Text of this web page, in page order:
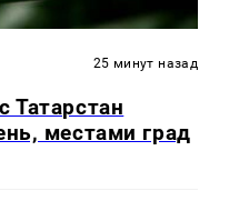
25 минут назад
местами град